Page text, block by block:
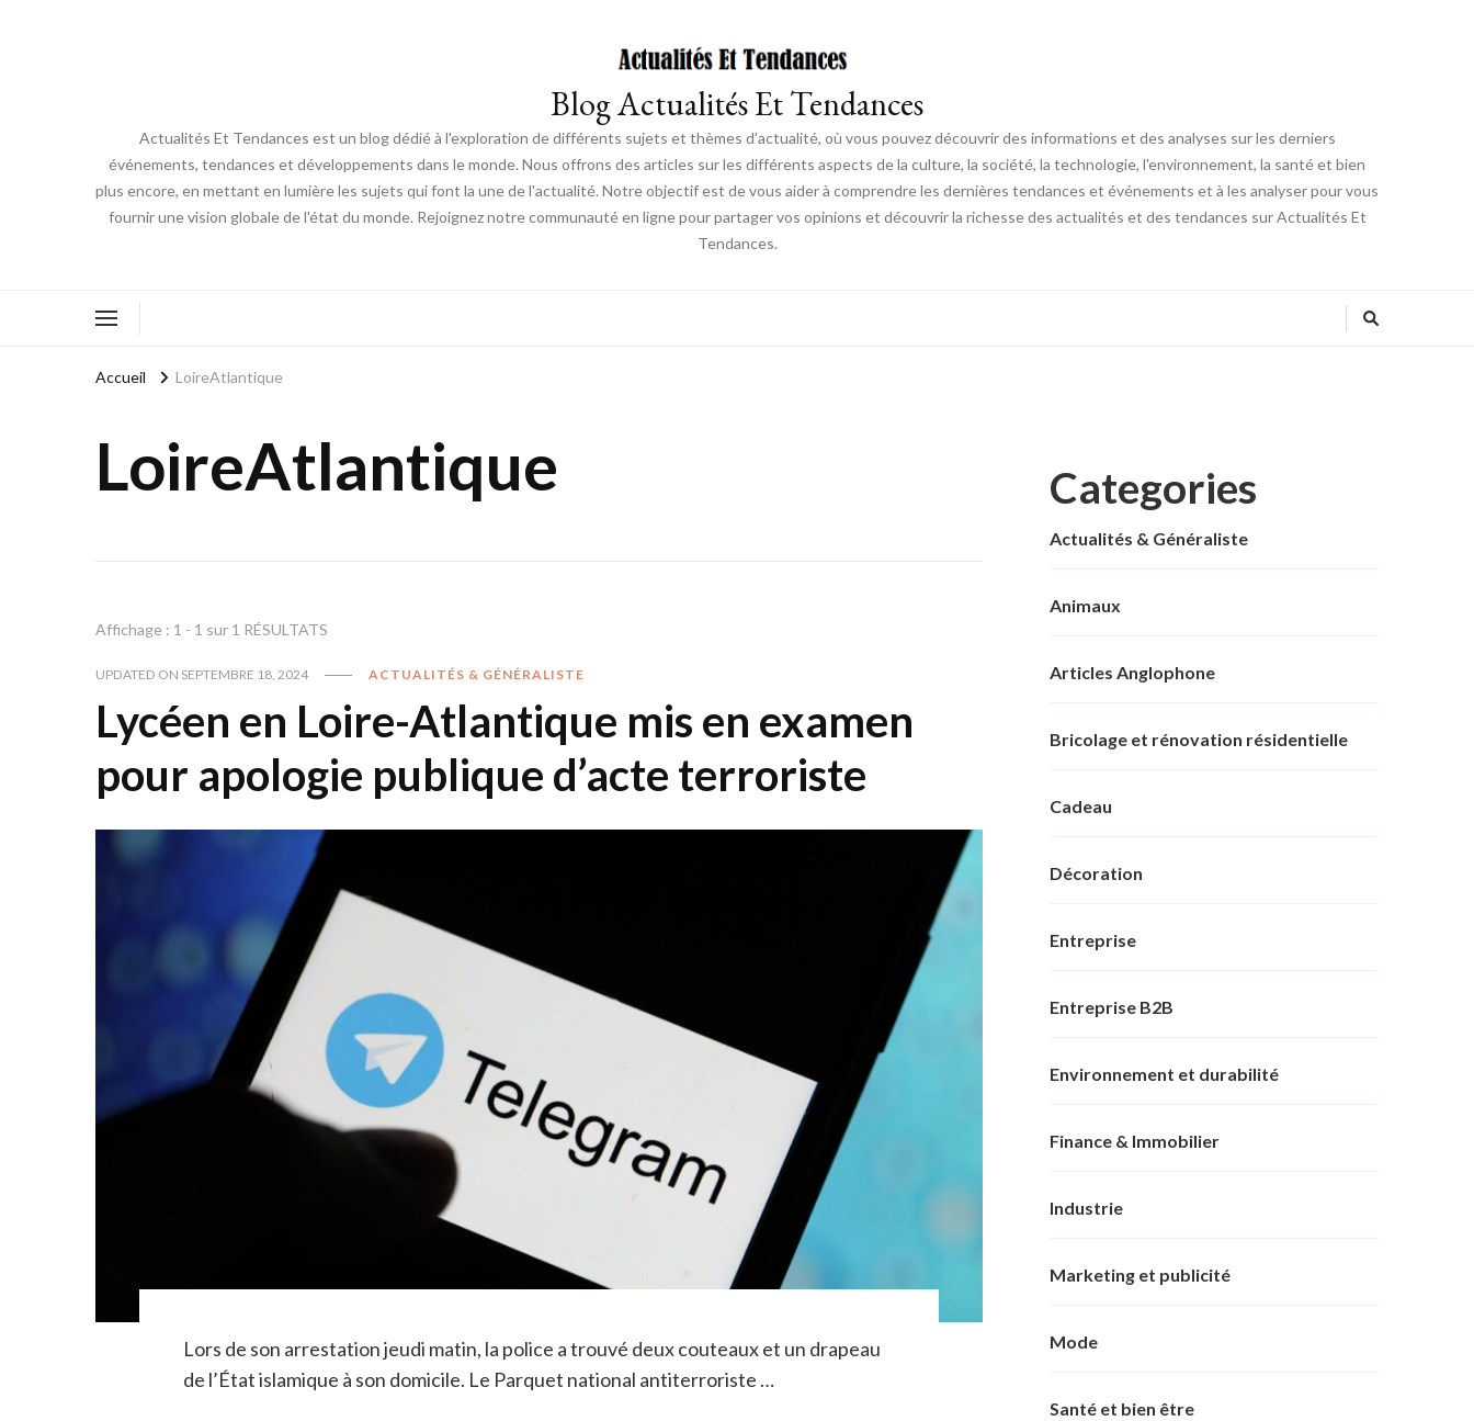
Blog Actualités Et Tendances
Actualités Et Tendances est un blog dédié à l'exploration de différents sujets et thèmes d'actualité, où vous pouvez découvrir des informations et des analyses sur les derniers
événements, tendances et développements dans le monde. Nous offrons des articles sur les différents aspects de la culture, la société, la technologie, l'environnement, la santé et bien
plus encore, en mettant en lumière les sujets qui font la une de l'actualité. Notre objectif est de vous aider à comprendre les dernières tendances et événements et à les analyser pour vous
fournir une vision globale de l'état du monde. Rejoignez notre communauté en ligne pour partager vos opinions et découvrir la richesse des actualités et des tendances sur Actualités Et
Tendances.
Accueil LoireAtlantique
LoireAtlantique
Affichage : 1 - 1 sur 1 RÉSULTATS
UPDATED ON SEPTEMBRE 18, 2024 ACTUALITÉS & GÉNÉRALISTE
Lycéen en Loire-Atlantique mis en examen
pour apologie publique d’acte terroriste
Lors de son arrestation jeudi matin, la police a trouvé deux couteaux et un drapeau
de l’État islamique à son domicile. Le Parquet national antiterroriste …
Categories
Actualités & Généraliste
Animaux
Articles Anglophone
Bricolage et rénovation résidentielle
Cadeau
Décoration
Entreprise
Entreprise B2B
Environnement et durabilité
Finance & Immobilier
Industrie
Marketing et publicité
Mode
Santé et bien être